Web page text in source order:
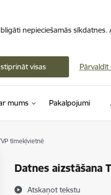
nepieciešamās
visas Pārvaldīt
mums Pakalpojumi
tīmekļvietnē
Datnes aizstāšana
Atskaņot tekstu